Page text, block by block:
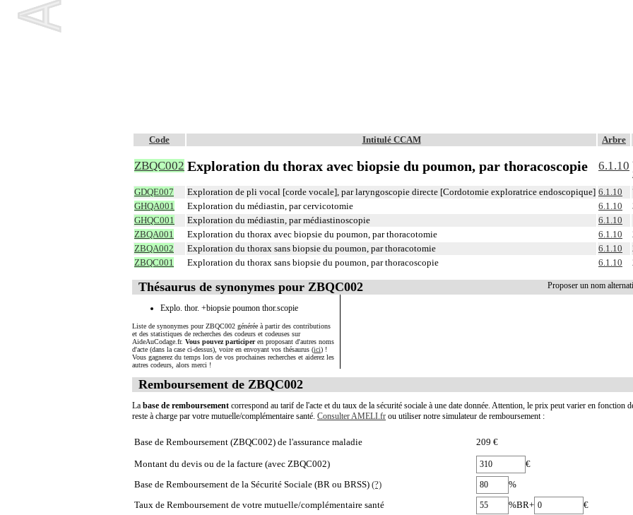
Code Intitulé CCAM Arbre
ZBQC002 Exploration du thorax avec biopsie du poumon, par thoracoscopie 6.1.10
GDQE007 Exploration de pli vocal [corde vocale], par laryngoscopie directe [Cordotomie exploratrice endoscopique] 6.1.10
GHQA001
Exploration du médiastin, par cervicotomie 6.1.10
GHQC001
Exploration du médiastin, par médiastinoscopie 6.1.10
ZBQA001
Exploration du thorax avec biopsie du poumon, par thoracotomie 6.1.10
ZBQA002
Exploration du thorax sans biopsie du poumon, par thoracotomie 6.1.10
ZBQC001
Exploration du thorax sans biopsie du poumon, par thoracoscopie 6.1.10
Proposer un nom
Thésaurus de synonymes pour ZBQC002
Explo. thor. +biopsie poumon thor.scopie
Liste de synonymes pour ZBQC002 générée à partir des contributions
et des statistiques de recherches des codeurs et codeuses sur
AideAuCodage.fr. Vous pouvez participeren proposant d'autres noms
d'acte (dans la case ci-dessus), voire en envoyant vos thésaurus (ici) !
Vous gagnerez du temps lors de vos prochaines recherches et aiderez les
autres codeurs, alors merci !
Remboursement de ZBQC002
La base de remboursement correspond au tarif de l'acte et du taux de la sécurité sociale à une date donnée. Attention, le prix peut varier en
reste à charge par votre mutuelle/complémentaire santé. Consulter AMELI.fr ou utiliser notre simulateur de remboursement :
Base de Remboursement (ZBQC002) de l'assurance maladie 209 €
Montant du devis ou de la facture (avec ZBQC002)
€
Base de Remboursement de la Sécurité Sociale (BR ou BRSS) (?)
%
Taux de Remboursement de votre mutuelle/complémentaire santé
%BR+ €